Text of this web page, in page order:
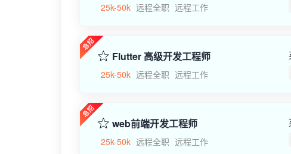
25k-50k 远程全职 远程工作
Flutter 高级开发工程师
25k-50k 远程全职 远程工作
web前端开发工程师
25k-50k 远程全职 远程工作